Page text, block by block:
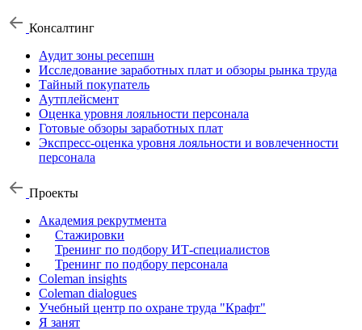
Консалтинг
Аудит зоны ресепшн
Исследование заработных плат и обзоры рынка труда
Тайный покупатель
Аутплейсмент
Оценка уровня лояльности персонала
Готовые обзоры заработных плат
Экспресс-оценка уровня лояльности и вовлеченности
персонала
Проекты
Академия рекрутмента
Стажировки
Тренинг по подбору ИТ-специалистов
Тренинг по подбору персонала
Coleman insights
Coleman dialogues
Учебный центр по охране труда "Крафт"
Я занят